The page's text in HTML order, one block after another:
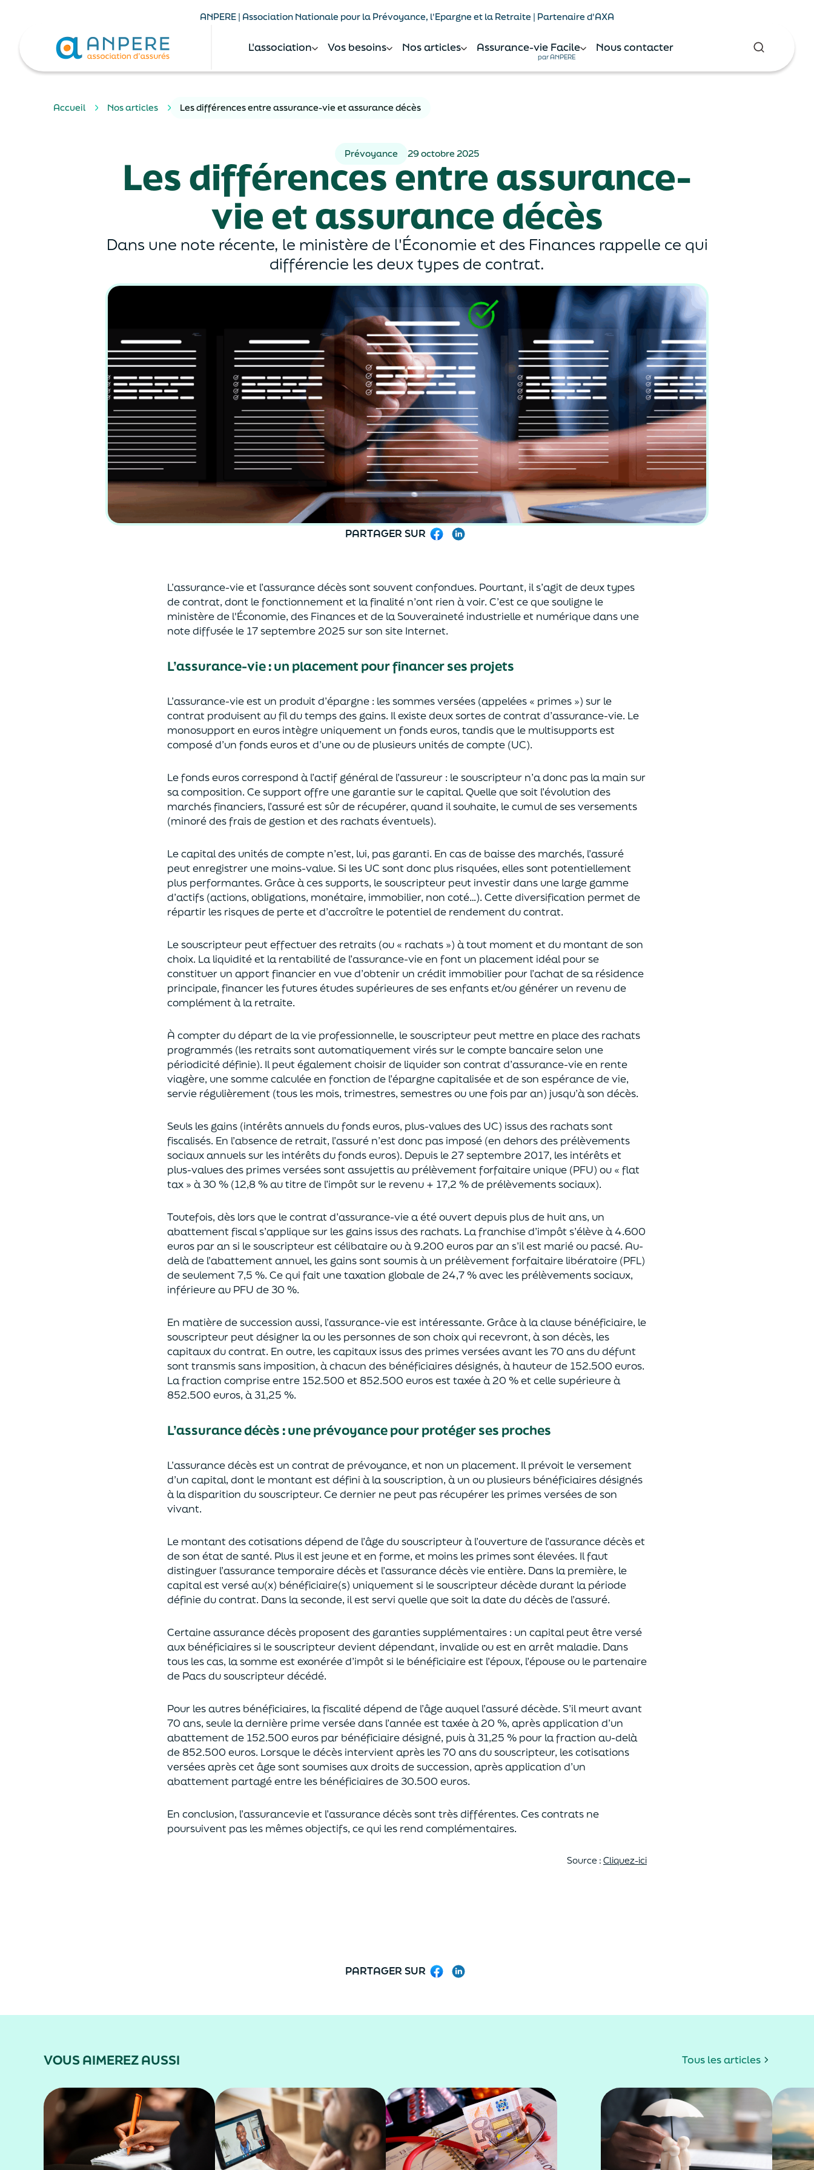
ANPERE | Association Nationale pour la Prévoyance, l'Epargne et la Retraite | Partenaire d'AXA
L'association Vos besoins Nos articles Assurance-vie Facile
par ANPERE
Nous contacter
Accueil Nos articles Les différences entre assurance-vie et assurance décès
Prévoyance 29 octobre 2025
Les différences entre assurance-
vie et assurance décès
Dans une note récente, le ministère de l'Économie et des Finances rappelle ce qui
différencie les deux types de contrat.
PARTAGER SUR Facebook
L’assurance-vie et l’assurance décès sontsouventconfondues. Pourtant, il s’agit de deux types
de contrat, dont le fonctionnement et la finalité n’ont rien à voir. C’est ce que souligne le
ministère de l'Économie, des Financeset de la Souveraineté industrielle et numériquedans une
note diffusée le 17 septembre 2025 sur son site Internet.
L’assurance-vie : un placement pour financer ses projets
L’assurance-vie est un produit d’épargne : les sommes versées (appelées « primes ») sur le
contrat produisent au fil du temps des gains. Il existe deux sortesde contrat d’assurance-vie. Le
monosupport en euros intègre uniquement un fonds euros, tandis que le multisupports est
composé d’un fonds euros et d’une ou de plusieurs unités de compte (UC).
Le fonds euros correspond à l’actif général de l’assureur : le souscripteur n’a donc pas la main sur
sa composition. Ce support offre une garantie sur le capital. Quelle que soit l’évolution des
marchés financiers, l’assuré est sûr de récupérer, quand il souhaite, le cumul de ses versements
(minoré des frais de gestion et des rachats éventuels).
Le capital des unités de compte n’est, lui, pas garanti. En casde baisse des marchés, l’assuré
peut enregistrer une moins-value. Si les UC sont donc plus risquées, elles sont potentiellement
plus performantes. Grâce à ces supports, le souscripteur peut investir dans une large gamme
d’actifs (actions, obligations, monétaire, immobilier, non coté…). Cette diversification permet de
répartir les risques de perte et d’accroître le potentielde rendement du contrat.
Le souscripteur peut effectuer des retraits (ou « rachats ») à tout moment et du montant de son
choix. Laliquiditéet la rentabilité de l’assurance-vie en font un placement idéal pour se
constituer un apport financier en vued’obtenir un crédit immobilier pour l’achat desa résidence
principale, financer les futures études supérieures de ses enfantset/ou générer un revenu de
complément à la retraite.
À compter du départ de la vie professionnelle, le souscripteur peut mettre en place des rachats
programmés (les retraits sont automatiquement virés sur le compte bancaireselon une
périodicité définie). Il peut également choisirde liquider son contrat d’assurance-vie en rente
viagère, une somme calculée en fonction de l’épargne capitalisée et deson espérance de vie,
servie régulièrement (tous les mois, trimestres, semestres ou une fois par an) jusqu’à son décès.
Seuls les gains (intérêts annuels du fonds euros, plus-values des UC) issus des rachats sont
fiscalisés. En l’absence de retrait, l’assuré n’est donc pas imposé (en dehors des prélèvements
sociaux annuels sur les intérêts du fonds euros). Depuis le 27 septembre 2017, les intérêts et
plus-values des primes verséessont assujettis au prélèvement forfaitaire unique (PFU) ou « flat
tax » à 30 % (12,8 % au titre de l’impôt sur le revenu + 17,2 % de prélèvements sociaux).
Toutefois, dès lors que le contrat d’assurance-vie a été ouvert depuis plus de huit ans, un
abattement fiscal s’applique sur les gains issus des rachats. La franchise d’impôts’élève à 4.600
euros par an si le souscripteurest célibataire ou à 9.200 euros par an s’il est marié ou pacsé. Au-
delàde l’abattement annuel, les gains sont soumis à un prélèvement forfaitaire libératoire (PFL)
de seulement 7,5 %. Ce qui fait une taxation globale de24,7 % avec les prélèvements sociaux,
inférieure au PFU de 30 %.
En matière de succession aussi, l’assurance-vie est intéressante. Grâce à la clause bénéficiaire, le
souscripteur peut désigner la ou les personnes de son choix qui recevront, à son décès, les
capitaux du contrat. En outre, les capitaux issus des primes versées avant les 70 ans du défunt
sont transmis sans imposition, à chacun des bénéficiaires désignés, à hauteur de 152.500 euros.
La fraction comprise entre 152.500 et 852.500 eurosest taxée à 20 % et celle supérieure à
852.500 euros, à 31,25 %.
L’assurance décès :une prévoyancepour protéger ses proches
L’assurance décès est un contrat de prévoyance, et non un placement. Il prévoit le versement
d’un capital, dont le montant est défini à la souscription, à un ou plusieurs bénéficiaires désignés
à la disparition du souscripteur. Ce dernier ne peut pas récupérer les primes versées de son
vivant.
Le montant des cotisations dépend de l’âgedu souscripteur à l’ouverture de l’assurance décès et
de son état de santé. Plus il est jeuneet en forme, et moins les primes sont élevées. Il faut
distinguer l’assurance temporaire décès et l’assurancedécèsvie entière. Dans la première, le
capital estversé au(x) bénéficiaire(s) uniquementsi le souscripteur décède durant la période
définie du contrat. Dans la seconde, il est servi quelle que soit la date du décès de l’assuré.
Certaine assurance décès proposentdes garanties supplémentaires : un capitalpeut être versé
aux bénéficiaires si le souscripteur devient dépendant, invalide ouest en arrêt maladie. Dans
tous les cas, la somme est exonérée d’impôt si le bénéficiaire est l’époux, l’épouse ou le partenaire
de Pacsdu souscripteur décédé.
Pour les autres bénéficiaires, la fiscalité dépend de l’âgeauquell’assuré décède. S’il meurt avant
70 ans, seule la dernière prime versée dans l’année esttaxée à 20 %, après application d’un
abattement de 152.500 euros par bénéficiaire désigné, puis à 31,25 % pour la fraction au-delà
de852.500 euros. Lorsque le décès intervient après les 70 ans du souscripteur, les cotisations
versées après cet âge sont soumises aux droits de succession, après application d’un
abattement partagé entre les bénéficiaires de 30.500 euros.
En conclusion, l’assurancevie et l’assurance décès sont très différentes. Ces contrats ne
poursuivent pas les mêmes objectifs, ce qui les rend complémentaires.
Source : Cliquez-ici
PARTAGER SUR Facebook
VOUS AIMEREZ AUSSI Tous les articles